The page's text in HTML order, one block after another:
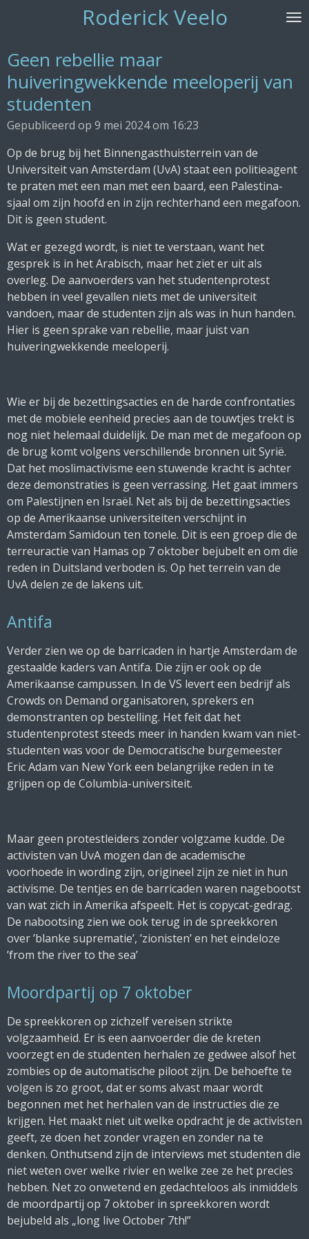
de
hoofdinhoud
Roderick Veelo
Geen rebellie maar
huiveringwekkende meeloperij van
studenten
Gepubliceerd op 9 mei 2024 om 16:23
Op de brug bij het Binnengasthuisterrein van de
Universiteit van Amsterdam (UvA) staat een politieagent
te praten met een man met een baard, een Palestina-
sjaal om zijn hoofd en in zijn rechterhand een megafoon.
Dit is geen student.
Wat er gezegd wordt, is niet te verstaan, want het
gesprek is in het Arabisch, maar het ziet er uit als
overleg. De aanvoerders van het studentenprotest
hebben in veel gevallen niets met de universiteit
vandoen, maar de studenten zijn als was in hun handen.
Hier is geen sprake van rebellie, maar juist van
huiveringwekkende meeloperij.
Wie er bij de bezettingsacties en de harde confrontaties
met de mobiele eenheid precies aan de touwtjes trekt is
nog niet helemaal duidelijk. De man met de megafoon op
de brug komt volgens verschillende bronnen uit Syrië.
Dat het moslimactivisme een stuwende kracht is achter
deze demonstraties is geen verrassing. Het gaat immers
om Palestijnen en Israël. Net als bij de bezettingsacties
op de Amerikaanse universiteiten verschijnt in
Amsterdam Samidoun ten tonele. Dit is een groep die de
terreuractie van Hamas op 7 oktober bejubelt en om die
reden in Duitsland verboden is. Op het terrein van de
UvA delen ze de lakens uit.
Antifa
Verder zien we op de barricaden in hartje Amsterdam de
gestaalde kaders van Antifa. Die zijn er ook op de
Amerikaanse campussen. In de VS levert een bedrijf als
Crowds on Demand organisatoren, sprekers en
demonstranten op bestelling. Het feit dat het
studentenprotest steeds meer in handen kwam van niet-
studenten was voor de Democratische burgemeester
Eric Adam van New York een belangrijke reden in te
grijpen op de Columbia-universiteit.
Maar geen protestleiders zonder volgzame kudde. De
activisten van UvA mogen dan de academische
voorhoede in wording zijn, origineel zijn ze niet in hun
activisme. De tentjes en de barricaden waren nagebootst
van wat zich in Amerika afspeelt. Het is copycat-gedrag.
De nabootsing zien we ook terug in de spreekkoren
over ’blanke suprematie’, ’zionisten’ en het eindeloze
’from the river to the sea’
Moordpartij op 7 oktober
De spreekkoren op zichzelf vereisen strikte
volgzaamheid. Er is een aanvoerder die de kreten
voorzegt en de studenten herhalen ze gedwee alsof het
zombies op de automatische piloot zijn. De behoefte te
volgen is zo groot, dat er soms alvast maar wordt
begonnen met het herhalen van de instructies die ze
krijgen. Het maakt niet uit welke opdracht je de activisten
geeft, ze doen het zonder vragen en zonder na te
denken. Onthutsend zijn de interviews met studenten die
niet weten over welke rivier en welke zee ze het precies
hebben. Net zo onwetend en gedachteloos als inmiddels
de moordpartij op 7 oktober in spreekkoren wordt
bejubeld als „long live October 7th!”